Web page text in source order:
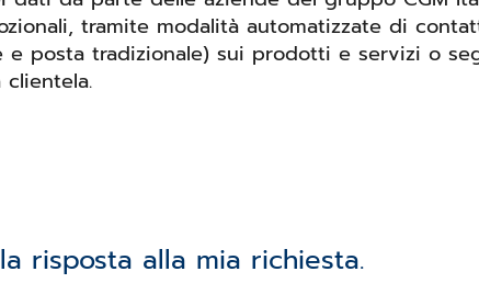
tramite modalità automatizzate di
posta tradizionale) sui prodotti e servizi o
risposta alla mia richiesta.